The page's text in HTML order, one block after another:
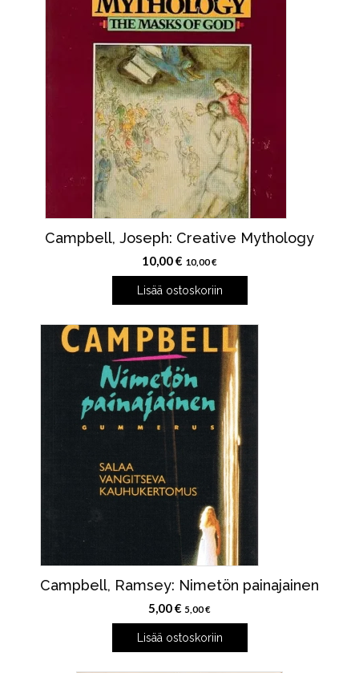
Campbell, Joseph: Creative Mythology
10,00€ 10,00€
Lisää ostoskoriin
Campbell, Ramsey: Nimetön painajainen
5,00€ 5,00€
Lisää ostoskoriin